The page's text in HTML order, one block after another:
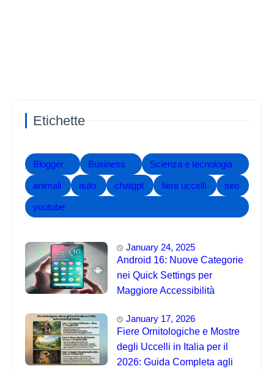
Etichette
Blogger Business Scienza e tecnologia
animali auto chatgpt fiera uccelli seo
youtube
January 24, 2025
Android 16: Nuove Categorie
nei Quick Settings per
Maggiore Accessibilità
January 17, 2026
Fiere Ornitologiche e Mostre
degli Uccelli in Italia per il
2026: Guida Completa agli